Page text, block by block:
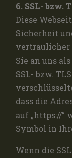
6. SSL- bzw.
Diese
Sicherheit
vertraulicher
Sie an uns
SSL- bzw.
dass die
auf „https://”
Symbol in
Wenn die